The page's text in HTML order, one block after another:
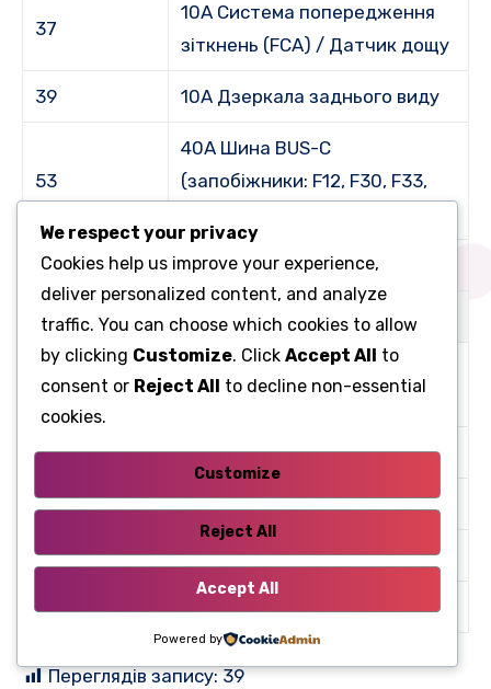
37
10A Система попередження
зіткнень (FCA) / Датчик дощу
39 10A Дзеркала заднього виду
53
40A Шина BUS-C
(запобіжники: F12, F30, F33,
54 40A Аксесуари (12V)
Реле
RLY43
Вентилятор заднього
RLY45 R-Увімкнення
RLY46 RAP і аксесуари (12V)
RLY47 RAP і аксесуари (12V)
RLY48 Робоче реле
Переглядів запису: 39
We respect your privacy
Cookies help us improve your experience,
deliver personalized content, and analyze
traffic. You can choose which cookies to allow
by clicking Customize. Click Accept All to
consent or Reject All to decline non-essential
cookies.
Customize
Reject All
Accept All
Powered by